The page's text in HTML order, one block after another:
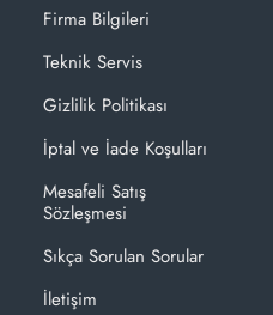
Firma Bilgileri
Teknik Servis
Gizlilik Politikası
İptal ve İade Koşulları
Mesafeli Satış
Sözleşmesi
Sıkça Sorulan Sorular
İletişim